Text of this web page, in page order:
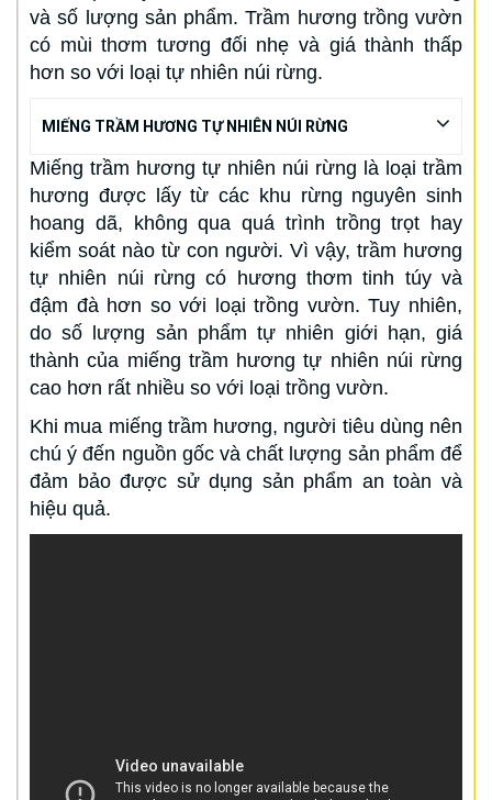
và số lượng sản phẩm. Trầm hương trồng vườn
có mùi thơm tương đối nhẹ và giá thành thấp
hơn so với loại tự nhiên núi rừng.
MIẾNG TRẦM HƯƠNG TỰ NHIÊN NÚI RỪNG
Miếng trầm hương tự nhiên núi rừng là loại trầm
hương được lấy từ các khu rừng nguyên sinh
hoang dã, không qua quá trình trồng trọt hay
kiểm soát nào từ con người. Vì vậy, trầm hương
tự nhiên núi rừng có hương thơm tinh túy và
đậm đà hơn so với loại trồng vườn. Tuy nhiên,
do số lượng sản phẩm tự nhiên giới hạn, giá
thành của miếng trầm hương tự nhiên núi rừng
cao hơn rất nhiều so với loại trồng vườn.
Khi mua miếng trầm hương, người tiêu dùng nên
chú ý đến nguồn gốc và chất lượng sản phẩm để
đảm bảo được sử dụng sản phẩm an toàn và
hiệu quả.